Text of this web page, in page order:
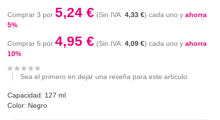
Comprar 3 por 5,24 € 4,33 € cada uno y ahorra
5%
Comprar 5 por 4,95 € 4,09 € cada uno y ahorra
10%
Sea el primero en dejar una reseña para este artículo
Capacidad: 127 ml
Color: Negro